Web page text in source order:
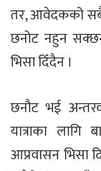
तर, आवेदकको सबै
छनोट नहुन
भिसा दिँदैन ।
छनौट भई
यात्राका
आप्रवासन भिसा